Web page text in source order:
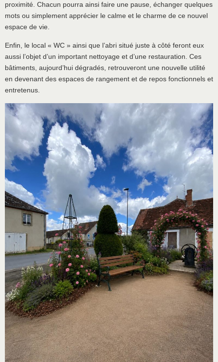
proximité. Chacun pourra ainsi faire une pause, échanger quelques
mots ou simplement apprécier le calme et le charme de ce nouvel
espace de vie.
Enfin, le local « WC » ainsi que l’abri situé juste à côté feront eux
aussi l’objet d’un important nettoyage et d’une restauration. Ces
bâtiments, aujourd’hui dégradés, retrouveront une nouvelle utilité
en devenant des espaces de rangement et de repos fonctionnels et
entretenus.